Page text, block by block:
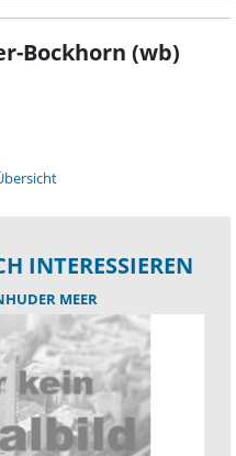
Bockhorn (wb)
INTERESSIEREN
MEER